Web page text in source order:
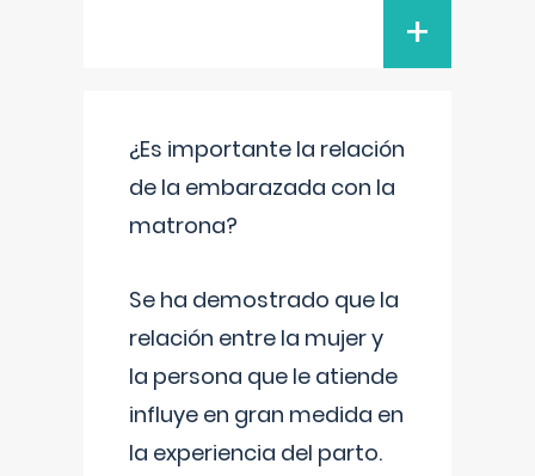
+
¿Es importante la relación
de la embarazada con la
matrona?
Se ha demostrado que la
relación entre la mujer y
la persona que le atiende
influye en gran medida en
la experiencia del parto.